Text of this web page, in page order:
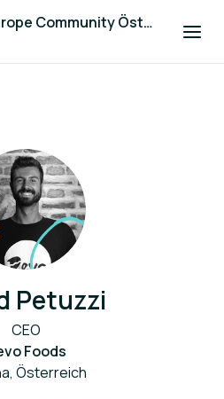
Horizon Europe Community Österreich
Petuzzi
CEO
Foods
Österreich